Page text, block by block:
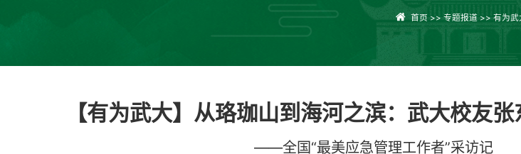
首页 >>专题报道 >>有为武
【有为武大】从珞珈山到海河之滨：武大校友
——全国“最美应急管理工作者”采访记